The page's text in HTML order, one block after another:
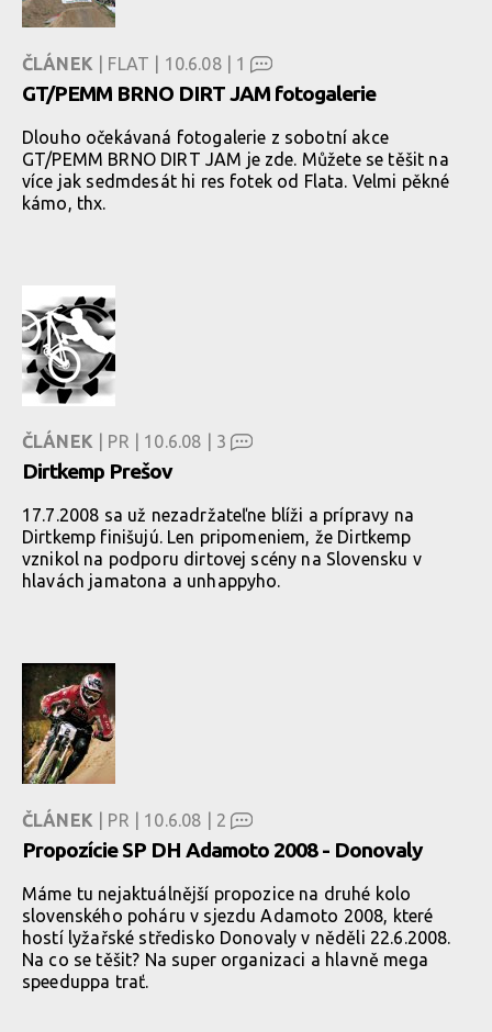
ČLÁNEK | FLAT | 10.6.08 | 1
GT/PEMM BRNO DIRT JAM fotogalerie
Dlouho očekávaná fotogalerie z sobotní akce
GT/PEMM BRNO DIRT JAM je zde. Můžete se těšit na
více jak sedmdesát hi res fotek od Flata. Velmi pěkné
kámo, thx.
ČLÁNEK | PR | 10.6.08 | 3
Dirtkemp Prešov
17.7.2008 sa už nezadržateľne blíži a prípravy na
Dirtkemp finišujú. Len pripomeniem, že Dirtkemp
vznikol na podporu dirtovej scény na Slovensku v
hlavách jamatona a unhappyho.
ČLÁNEK | PR | 10.6.08 | 2
Propozície SP DH Adamoto 2008 - Donovaly
Máme tu nejaktuálnější propozice na druhé kolo
slovenského poháru v sjezdu Adamoto 2008, které
hostí lyžařské středisko Donovaly v něděli 22.6.2008.
Na co se těšit? Na super organizaci a hlavně mega
speeduppa trať.